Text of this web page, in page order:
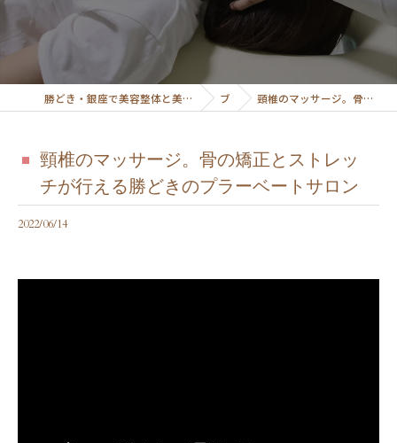
勝どき・銀座で美容整体と美容痩身で理想のボディーへ導くプライベートサロンボディーリセット ブログ 頸椎のマッサージ。骨の矯正とストレッチが行える勝どきのプラーベートサロン
頸椎のマッサージ。骨の矯正とストレッ
チが行える勝どきのプラーベートサロン
2022/06/14